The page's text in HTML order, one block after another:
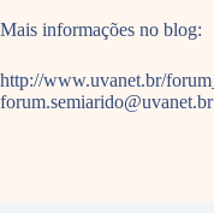
Mais informações no blog:
http://www.uvanet.br/
forum.semiarido@uvanet.br